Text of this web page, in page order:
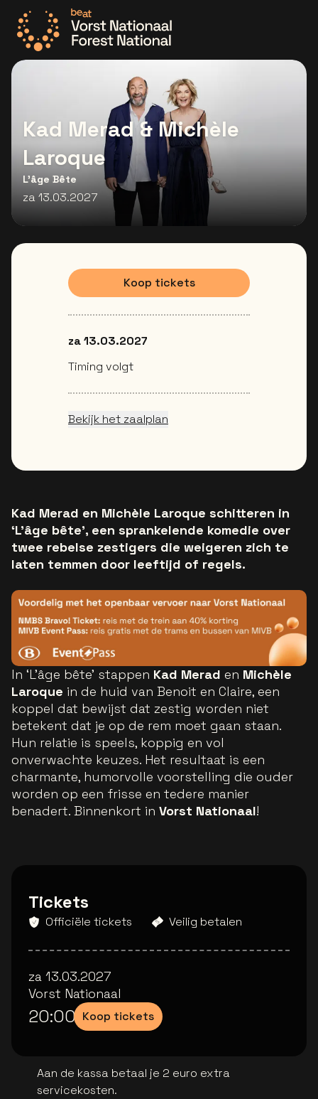
Ga naar de homepage
Kad Merad & Michèle
Laroque
L'âge Bête
za 13.03.2027
Kad Merad en Michèle Laroque schitteren in
‘L'âge bête’, een sprankelende komedie over
twee rebelse zestigers die weigeren zich te
laten temmen door leeftijd of regels.
In ‘L'âge bête’ stappen Kad Merad en Michèle
Laroque in de huid van Benoit en Claire, een
koppel dat bewijst dat zestig worden niet
betekent dat je op de rem moet gaan staan.
Hun relatie is speels, koppig en vol
onverwachte keuzes. Het resultaat is een
charmante, humorvolle voorstelling die ouder
worden op een frisse en tedere manier
benadert. Binnenkort in Vorst Nationaal!
Koop tickets
za 13.03.2027
Timing volgt
Bekijk het zaalplan
Tickets
Officiële tickets Veilig betalen
za 13.03.2027
Vorst Nationaal
20:00 Koop tickets
Aan de kassa betaal je 2 euro extra
servicekosten.